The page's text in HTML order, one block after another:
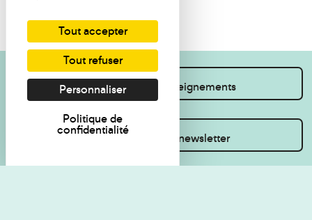
Je souhaite des renseignements
Inscrivez-vous à la newsletter
Tout accepter
Tout refuser
Personnaliser
Politique de
confidentialité